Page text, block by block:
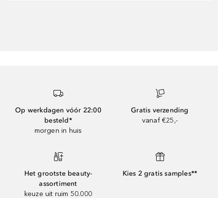
Op werkdagen vóór 22:00
besteld*
morgen in huis
Gratis verzending
vanaf €25,-
Het grootste beauty-
assortiment
keuze uit ruim 50.000
Kies 2 gratis samples**